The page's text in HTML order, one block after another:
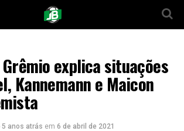
explica situações
Kannemann e Maicon
5 anos atrás em 6 de abril de 2021